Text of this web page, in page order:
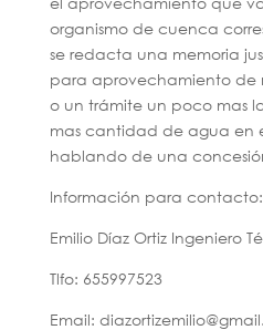
organismo de cuenca
se redacta una memoria
para aprovechamiento de
o un trámite un poco mas
mas cantidad de agua en
hablando de una
Información para contacto:
Emilio Díaz Ortiz Ingeniero
Tlfo: 655997523
Email: